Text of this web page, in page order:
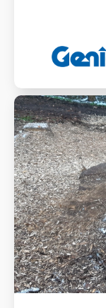
Mehr lesen